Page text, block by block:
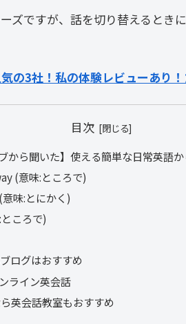
ズですが、話を切り替えるとき
の3社！私の体験レビューあり
目次
ブから聞いた】使える簡単な日常英語
(意味:ところで)
味:とにかく)
ころで)
ログはおすすめ
ライン英会話
英会話教室もおすすめ